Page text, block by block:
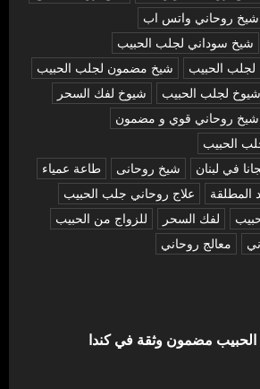
شيخ روحاني واتس اب
شيخ سوداني لجلب الحبيب
الحبيب
شيخ مضمون لجلب الحبيب
شيوخ لجلب الحبيب
شيوخ لفك السحر
شیخ روحاني قوي و مضمون
الحبيب
في لبنان
شیخ روحانی
طاعة عمياء
علاج روحاني جلب الحبيب
لفك السحر
للزواج من الحبيب
معالج روحاني
مضمون وثقة في كندا